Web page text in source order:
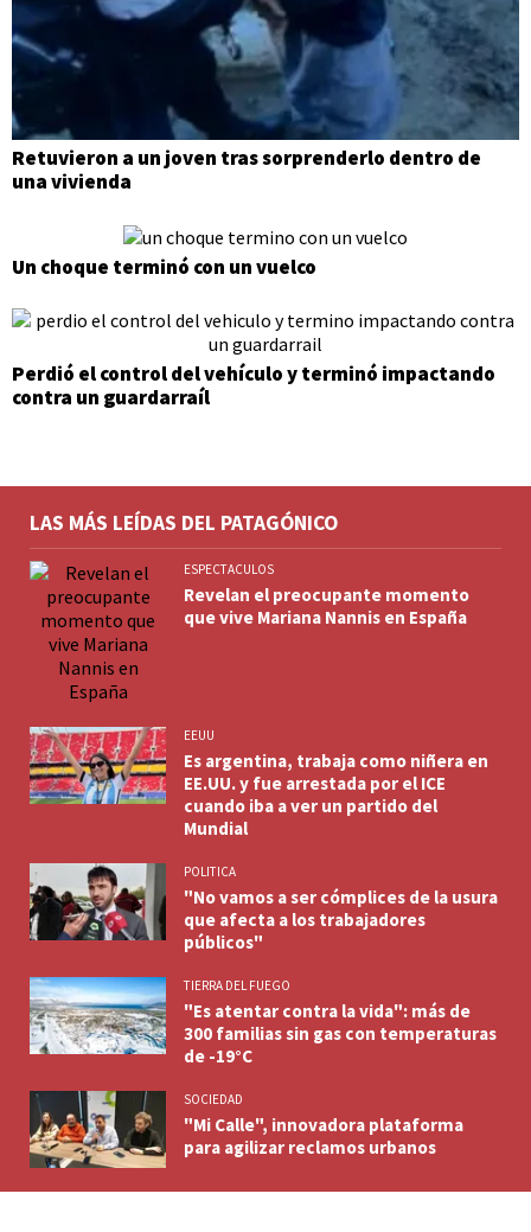
Retuvieron a un joven tras sorprenderlo dentro de
una vivienda
Un choque terminó con un vuelco
Perdió el control del vehículo y terminó impactando
contra un guardarraíl
LAS MÁS LEÍDAS DEL PATAGÓNICO
ESPECTACULOS
Revelan el preocupante momento
que vive Mariana Nannis en España
EEUU
Es argentina, trabaja como niñera en
EE.UU. y fue arrestada por el ICE
cuando iba a ver un partido del
Mundial
POLITICA
"No vamos a ser cómplices de la usura
que afecta a los trabajadores
públicos"
TIERRA DEL FUEGO
"Es atentar contra la vida": más de
300 familias sin gas con temperaturas
de -19°C
SOCIEDAD
"Mi Calle", innovadora plataforma
para agilizar reclamos urbanos